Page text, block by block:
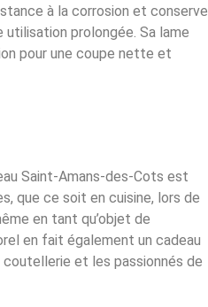
à la corrosion et conserve
prolongée. Sa lame
pour une coupe nette et
Saint-Amans-des-Cots est
que ce soit en cuisine, lors de
en tant qu’objet de
en fait également un cadeau
et les passionnés de